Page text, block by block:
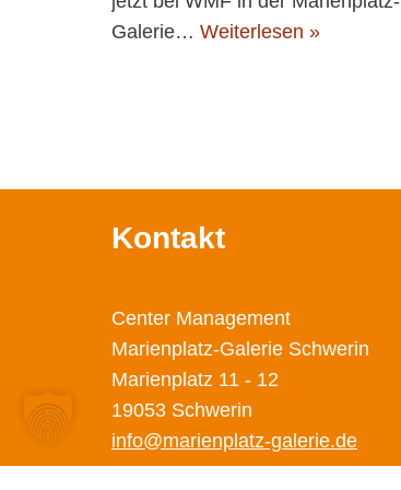
Galerie… Weiterlesen »
Kontakt
Center Management
Marienplatz-Galerie Schwerin
Marienplatz 11 - 12
19053 Schwerin
info@marienplatz-galerie.de